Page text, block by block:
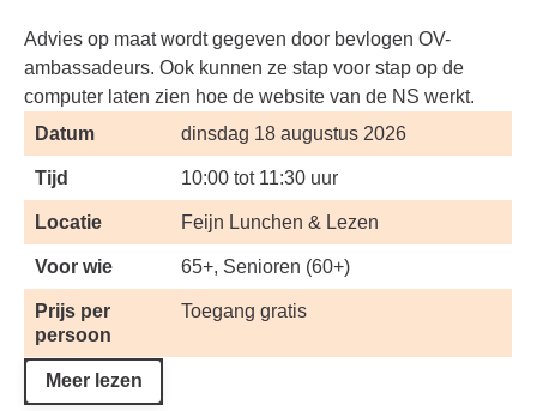
Advies op maat wordt gegeven door bevlogen OV-
ambassadeurs. Ook kunnen ze stap voor stap op de
computer laten zien hoe de website van de NS werkt.
Datum
dinsdag 18 augustus 2026
Tijd 10:00 tot 11:30 uur
Locatie Feijn Lunchen & Lezen
Voor wie 65+, Senioren (60+)
Prijs per
persoon
Toegang gratis
Meer lezen